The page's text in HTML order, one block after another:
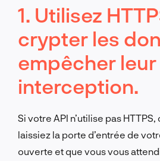
1. Utilisez
crypter les
empêcher leur
interception.
Si votre API n’utilise pas
laissiez la porte d’entrée de
ouverte et que vous vous